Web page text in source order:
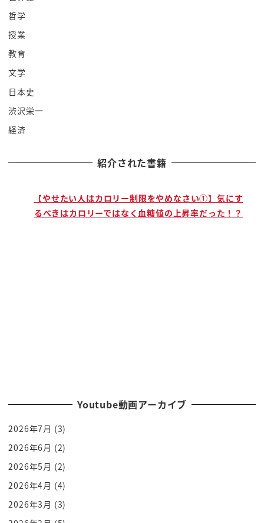
こんな色すっ
2幕に比べればとろすよこれあれだろそう
素早くてとりあえず俺帰らせていただきますね
おつかれさまでした変わりますね出口8ですありがと
うござましたのか初
帰ってですね福生等の徐々になんですねおい経過な
くうまくいったみたいだな
ドダ出す
今とにかくその話をした気ないん
中じゃあちょっと頼むから播磨話しかけないでくれ
そうかプレイボールも大変ならぬ人ですねの別れで
雨情ぬフォッカーですねなんかわかんないけど好み
けどまぁいい子だなっていうことで資金援助し始め
る
ですね生活の面倒を見始めるっていうこのコール複
雑な恋愛もあるんですね
そんな中ね朱雀邸のですね行事がありましてパーテ
ィーがありましてですね
哲学
授業
教育
文学
日本史
渋沢栄一
経済
紹介された書籍
【やせたい人はカロリー制限をやめなさい①】気にす
るべきはカロリーではなく血糖値の上昇率だった！？
Youtube動画アーカイブ
2026年7月 (3)
2026年6月 (2)
2026年5月 (2)
2026年4月 (4)
2026年3月 (3)